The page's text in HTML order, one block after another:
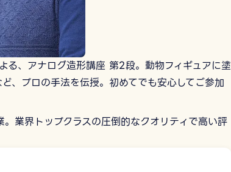
る、アナログ造形講座 第2段。動物フィギュアに塗
、プロの手法を伝授。初めてでも安心してご参加
業界トップクラスの圧倒的なクオリティで高い評